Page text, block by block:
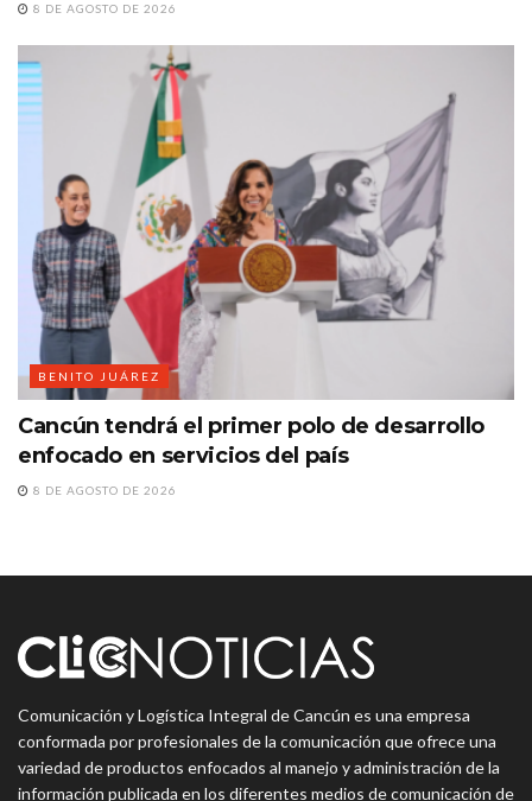
8 DE AGOSTO DE 2026
BENITO JUÁREZ
Cancún tendrá el primer polo de desarrollo
enfocado en servicios del país
8 DE AGOSTO DE 2026
Comunicación y Logística Integral de Cancún es una empresa
conformada por profesionales de la comunicación que ofrece una
variedad de productos enfocados al manejo y administración de la
información publicada en los diferentes medios de comunicación de